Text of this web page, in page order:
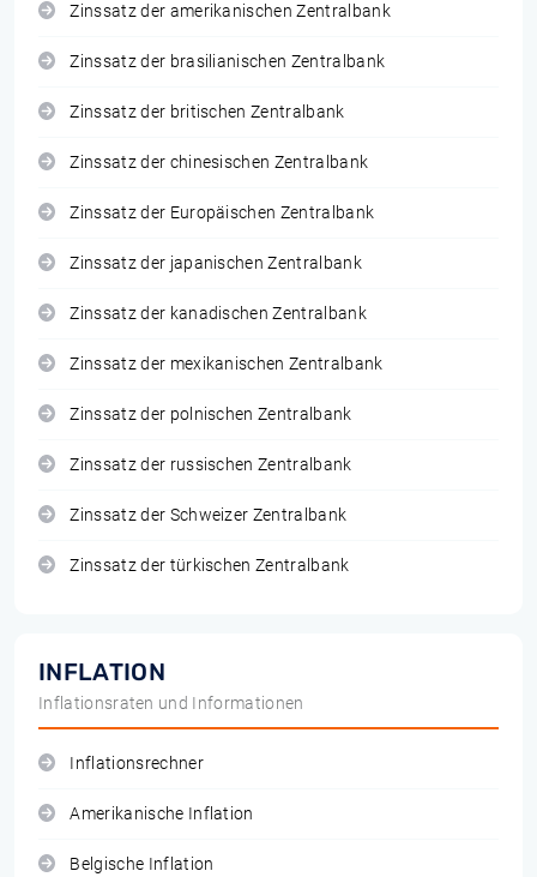
Zinssatz der amerikanischen Zentralbank
Zinssatz der brasilianischen Zentralbank
Zinssatz der britischen Zentralbank
Zinssatz der chinesischen Zentralbank
Zinssatz der Europäischen Zentralbank
Zinssatz der japanischen Zentralbank
Zinssatz der kanadischen Zentralbank
Zinssatz der mexikanischen Zentralbank
Zinssatz der polnischen Zentralbank
Zinssatz der russischen Zentralbank
Zinssatz der Schweizer Zentralbank
Zinssatz der türkischen Zentralbank
INFLATION
Inflationsraten und Informationen
Inflationsrechner
Amerikanische Inflation
Belgische Inflation